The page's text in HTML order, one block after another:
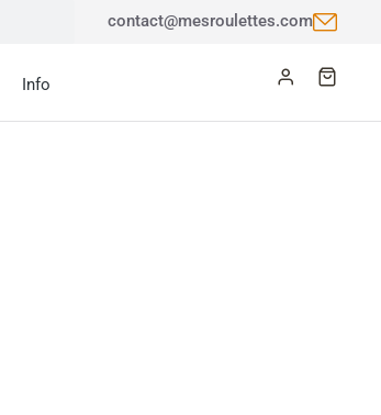
contact@mesroulettes.com
Info